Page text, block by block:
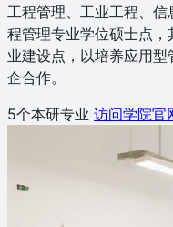
工程管理、工业工程、
程管理专业学位硕士点
业建设点，以培养应用
企合作。
5个本研专业 访问学院官